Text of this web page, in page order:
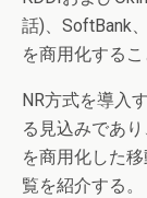
話)、SoftBank
を商用化するこ
NR方式を導入
る見込みであ
を商用化した
覧を紹介する。